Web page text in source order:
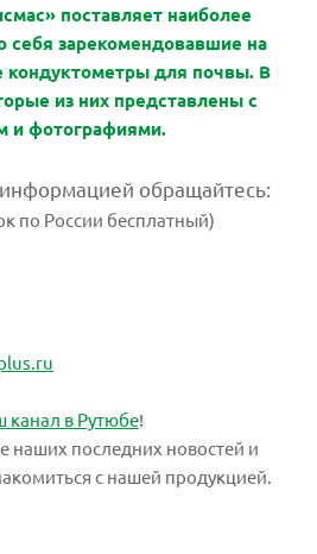
поставляет наиболее
себя зарекомендовавшие на
кондуктометры для почвы. В
из них представлены с
и фотографиями.
обращайтесь:
по России бесплатный)
канал в Рутюбе!
наших последних новостей и
с нашей продукцией.